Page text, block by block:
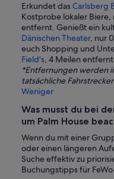
Erkundet dasCarlsberg
Kostprobe lokaler Biere,
entfernt. Genießt ein
Dänischen Theater, nur
euch Shopping und
Field's, 4 Meilen
*Entfernungen werden
tatsächliche
Weniger
Was musst du bei
um Palm House
Wenn du mit einer
oder einen längeren
Suche effektiv zu
Buchungstipps für